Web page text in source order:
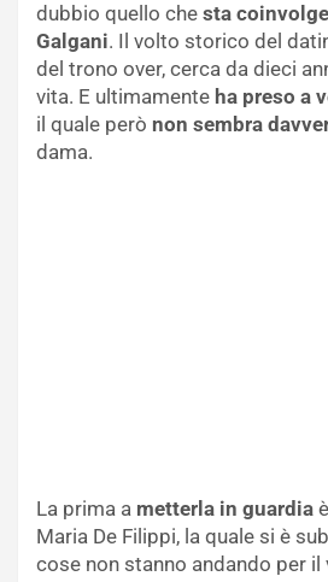
dubbio quello che sta
Galgani. Il volto storico del
del trono over, cerca da dieci
vita. E ultimamente ha preso a
il quale però non sembra
dama.
La prima a metterla in guardia
Maria De Filippi, la quale si è
cose non stanno andando per il